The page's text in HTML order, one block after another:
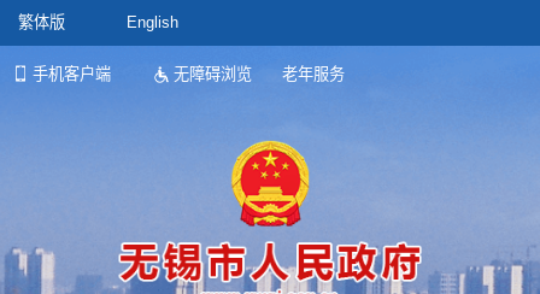
繁体版 English
手机客户端 无障碍浏览 老年服务